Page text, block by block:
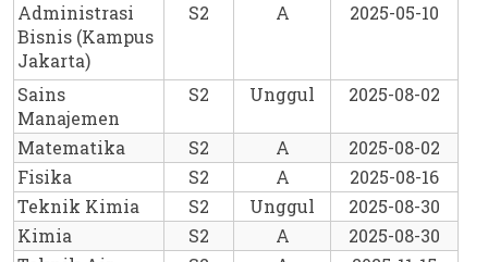
Administrasi
Bisnis (Kampus
Jakarta)
S2 A 2025-05-10
Sains
Manajemen
S2 Unggul 2025-08-02
Matematika S2 A
2025-08-02
Fisika
S2 A
2025-08-16
Teknik Kimia
S2 Unggul
2025-08-30
Kimia
S2 A
2025-08-30